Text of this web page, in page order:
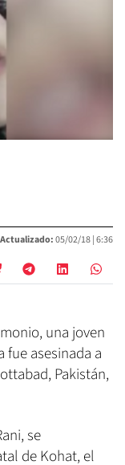
Actualizado:05/02/18 |6:36
una joven
asesinada a
Pakistán,
se
de Kohat, el